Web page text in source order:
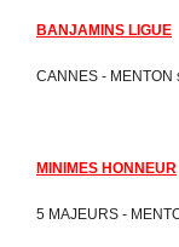
BANJAMINS LIGUE
CANNES -
MINIMES HONNEUR
5 MAJEURS -